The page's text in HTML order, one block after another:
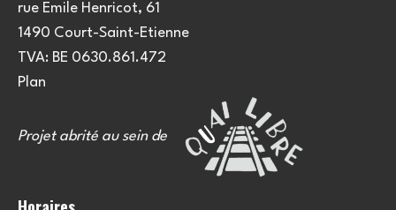
rue Emile Henricot, 61
1490 Court-Saint-Etienne
TVA: BE 0630.861.472
Plan
Projet abrité au sein de